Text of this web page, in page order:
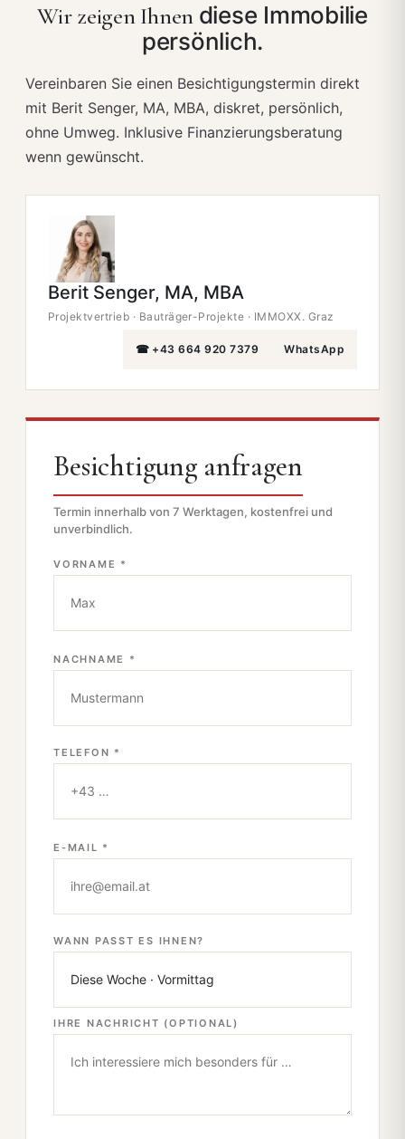
Wir zeigen Ihnen diese Immobilie
persönlich.
Vereinbaren Sie einen Besichtigungstermin direkt
mit Berit Senger, MA, MBA, diskret, persönlich,
ohne Umweg. Inklusive Finanzierungsberatung
wenn gewünscht.
Berit Senger, MA, MBA
Projektvertrieb · Bauträger-Projekte · IMMOXX. Graz
☎ +43 664 920 7379 WhatsApp
Besichtigung anfragen
Termin innerhalb von 7 Werktagen, kostenfrei und
unverbindlich.
VORNAME *
NACHNAME *
TELEFON *
E-MAIL *
WANN PASST ES IHNEN?
IHRE NACHRICHT (OPTIONAL)